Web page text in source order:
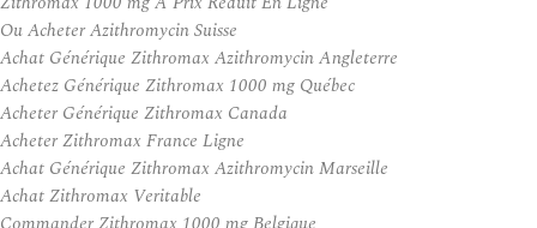
Ou Acheter Azithromycin Suisse
Achat Générique Zithromax Azithromycin Angleterre
Achetez Générique Zithromax 1000 mg Québec
Acheter Générique Zithromax Canada
Acheter Zithromax France Ligne
Achat Générique Zithromax Azithromycin Marseille
Achat Zithromax Veritable